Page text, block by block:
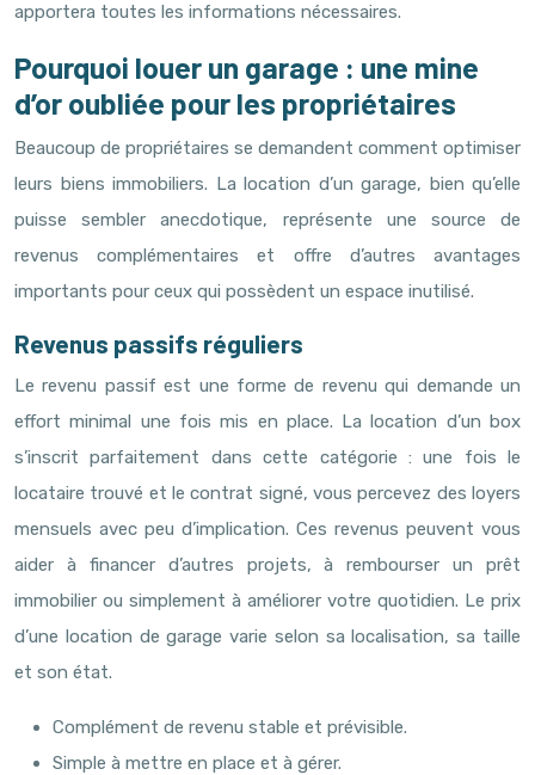
apportera toutes les informations nécessaires.
Pourquoi louer un garage : une mine
d’or oubliée pour les propriétaires
Beaucoup de propriétaires se demandent comment optimiser
leurs biens immobiliers. La location d’un garage, bien qu’elle
puisse sembler anecdotique, représente une source de
revenus complémentaires et offre d’autres avantages
importants pour ceux qui possèdent un espace inutilisé.
Revenus passifs réguliers
Le revenu passif est une forme de revenu qui demande un
effort minimal une fois mis en place. La location d’un box
s’inscrit parfaitement dans cette catégorie : une fois le
locataire trouvé et le contrat signé, vous percevez des loyers
mensuels avec peu d’implication. Ces revenus peuvent vous
aider à financer d’autres projets, à rembourser un prêt
immobilier ou simplement à améliorer votre quotidien. Le prix
d’une location de garage varie selon sa localisation, sa taille
et son état.
Complément de revenu stable et prévisible.
Simple à mettre en place et à gérer.